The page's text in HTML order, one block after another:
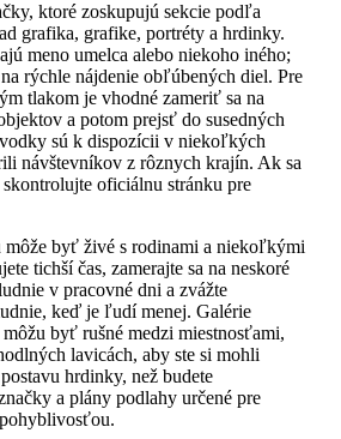
ktoré zoskupujú sekcie podľa
grafika, grafike, portréty a hrdinky.
meno umelca alebo niekoho iného;
rýchle nájdenie obľúbených diel. Pre
tlakom je vhodné zameriť sa na
a potom prejsť do susedných
sú k dispozícii v niekoľkých
návštevníkov z rôznych krajín. Ak sa
oficiálnu stránku pre
byť živé s rodinami a niekoľkými
tichší čas, zamerajte sa na neskoré
v pracovné dni a zvážte
keď je ľudí menej. Galérie
byť rušné medzi miestnosťami,
lavicách, aby ste si mohli
hrdinky, než budete
a plány podlahy určené pre